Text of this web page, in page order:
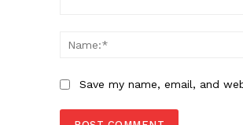
Save my name, email, and